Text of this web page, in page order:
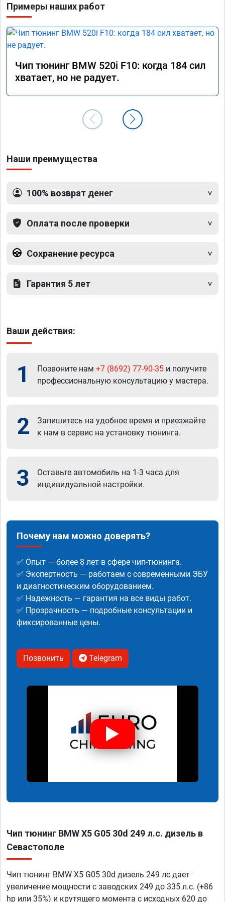
Примеры наших работ
Чип тюнинг BMW 520i F10: когда 184 сил
хватает, но не радует.
Наши преимущества
100% возврат денег
Оплата после проверки
Сохранение ресурса
Гарантия 5 лет
Ваши действия:
1 Позвоните нам +7 (8692) 77-90-35 и получите
профессиональную консультацию у мастера.
2
Запишитесь на удобное время и приезжайте
к нам в сервис на установку тюнинга.
3
Оставьте автомобиль на 1-3 часа для
индивидуальной настройки.
Почему нам можно доверять?
✅ Опыт — более 8 лет в сфере чип-тюнинга.
✅ Экспертность — работаем с современными ЭБУ
и диагностическим оборудованием.
✅ Надежность — гарантия на все виды работ.
✅ Прозрачность — подробные консультации и
фиксированные цены.
Позвонить Telegram
Чип тюнинг BMW X5 G05 30d 249 л.с. дизель в
Севастополе
Чип тюнинг BMW X5 G05 30d дизель 249 лс дает
увеличение мощности с заводских 249 до 335 л.с. (+86
hp или 35%) и крутящего момента с исходных 620 до